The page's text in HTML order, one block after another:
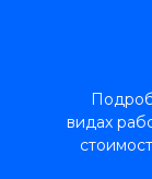
видах